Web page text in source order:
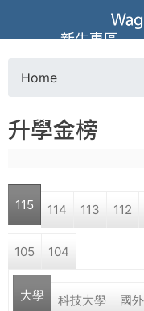
葳
格
高
中
學
o
u
a
r
e
Home
升學金榜
115 114 113 112
105 104
大學 科技大學 國
新生專區